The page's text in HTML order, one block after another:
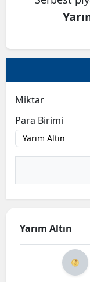
Miktar
Para Birimi
Yarım Altın